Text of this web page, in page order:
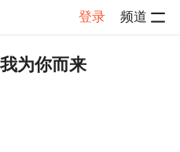
登录 频道
帖子详情
为你而来